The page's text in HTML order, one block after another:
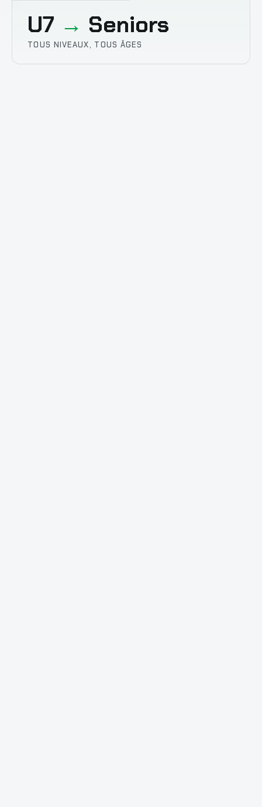
U7 → Seniors
TOUS NIVEAUX, TOUS ÂGES